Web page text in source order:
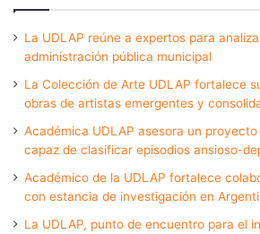
La UDLAP reúne a expertos para
administración pública municipal
La Colección de Arte UDLAP fortalece
obras de artistas emergentes y
Académica UDLAP asesora un
capaz de clasificar episodios ansioso-
Académico de la UDLAP fortalece
con estancia de investigación en
La UDLAP, punto de encuentro para el